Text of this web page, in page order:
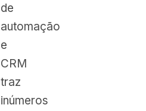
de
automação
e
CRM
traz
inúmeros